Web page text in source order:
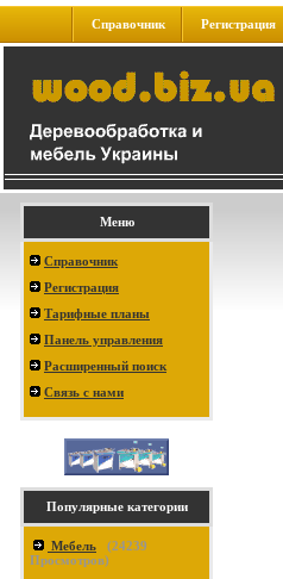
Справочник Регистрация
Меню
Справочник
Регистрация
Тарифные планы
Панель управления
Расширенный поиск
Связь с нами
Популярные категории
Мебель (24239
Просмотров)